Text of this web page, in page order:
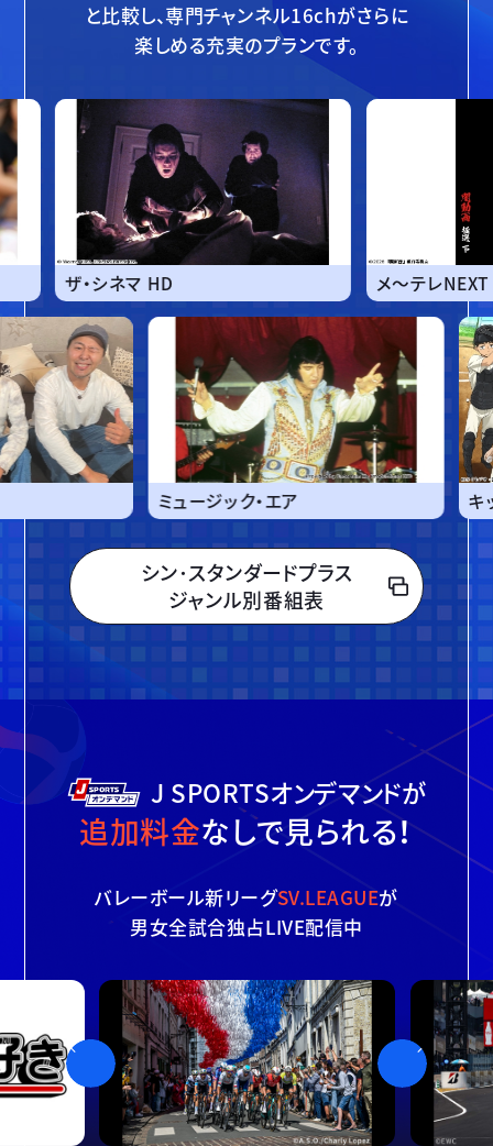
と比較し、専門チャンネル16chがさらに
楽しめる充実のプランです。
ー劇場HD
キッズステーション HD
シン･スタンダードプラス
ジャンル別番組表
J SPORTSオンデマンドが
追加料金なしで見られる！
バレーボール新リーグSV.LEAGUEが
男女全試合独占LIVE配信中